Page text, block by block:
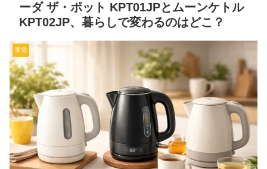
ーダ ザ・ポット KPT01JPとムーンケトル
KPT02JP、暮らしで変わるのはどこ？
家電